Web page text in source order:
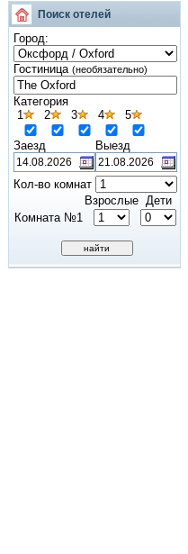
Поиск отелей
Город:
Гостиница (необязательно)
Категория
1
2 3 4 5
Заезд Выезд
Кол-во комнат
Взрослые Дети
Комната №1